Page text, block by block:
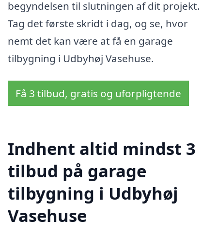
begyndelsen til slutningen af dit projekt.
Tag det første skridt i dag, og se, hvor
nemt det kan være at få en garage
tilbygning i Udbyhøj Vasehuse.
Få 3 tilbud, gratis og uforpligtende
Indhent altid mindst 3
tilbud på garage
tilbygning i Udbyhøj
Vasehuse